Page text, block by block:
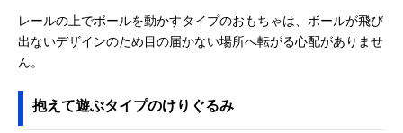
レールの上でボールを動かすタイプのおもちゃは、ボールが飛び
出ないデザインのため目の届かない場所へ転がる心配がありませ
ん。
抱えて遊ぶタイプのけりぐるみ